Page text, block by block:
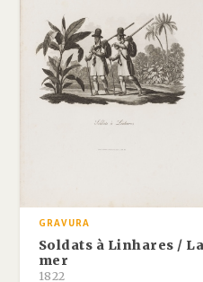
GRAVURA
Soldats à Linhares /
mer
1822